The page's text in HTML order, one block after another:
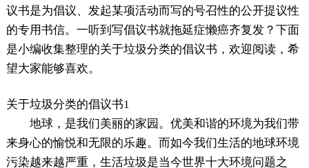
议书是为倡议、发起某项活动而写的号召性的公开提议性
的专用书信。一听到写倡议书就拖延症懒癌齐复发？下面
是小编收集整理的关于垃圾分类的倡议书，欢迎阅读，希
望大家能够喜欢。
关于垃圾分类的倡议书1
地球，是我们美丽的家园。优美和谐的环境为我们带
来身心的愉悦和无限的乐趣。而如今我们生活的地球环境
污染越来越严重，生活垃圾是当今世界十大环境问题之